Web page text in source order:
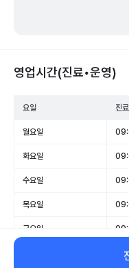
영업시간(진료•운영)
요일 진
월요일
화요일
수요일
목요일
금요일